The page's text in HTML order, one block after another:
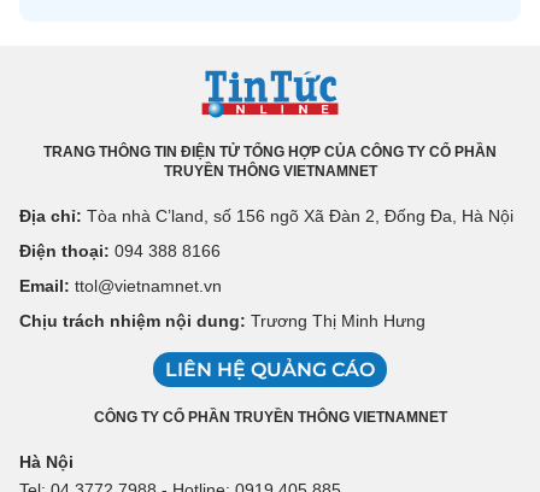
TRANG THÔNG TIN ĐIỆN TỬ TỔNG HỢP CỦA CÔNG TY CỔ PHẦN
TRUYỀN THÔNG VIETNAMNET
Địa chỉ: Tòa nhà C’land, số 156 ngõ Xã Đàn 2, Đống Đa, Hà Nội
Điện thoại: 094 388 8166
Email: ttol@vietnamnet.vn
Chịu trách nhiệm nội dung: Trương Thị Minh Hưng
LIÊN HỆ QUẢNG CÁO
CÔNG TY CỔ PHẦN TRUYỀN THÔNG VIETNAMNET
Hà Nội